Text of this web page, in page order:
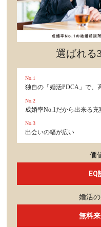
選ばれる
No.1
独自の「婚活PDCA」で、
No.2
成婚率No.1だから出来る充
No.3
出会いの幅が広い
価
婚活
無料